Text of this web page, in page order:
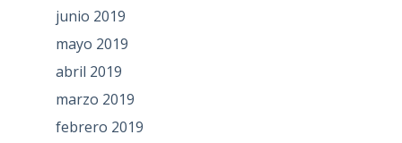
junio 2019
mayo 2019
abril 2019
marzo 2019
febrero 2019